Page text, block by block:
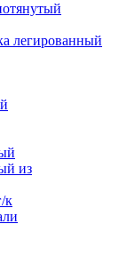
легированный
из
к